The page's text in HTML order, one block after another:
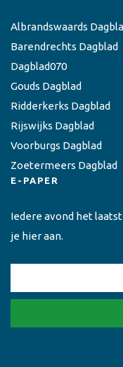
Albrandswaards
Barendrechts Dagblad
Dagblad070
Gouds Dagblad
Ridderkerks Dagblad
Rijswijks Dagblad
Voorburgs Dagblad
Zoetermeers Dagblad
E-PAPER
Iedere avond het
je hier aan.